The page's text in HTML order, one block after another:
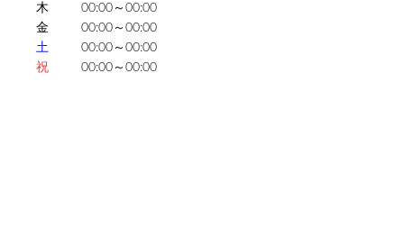
木
00:00～00:00
金
00:00～00:00
土
00:00～00:00
祝
00:00～00:00